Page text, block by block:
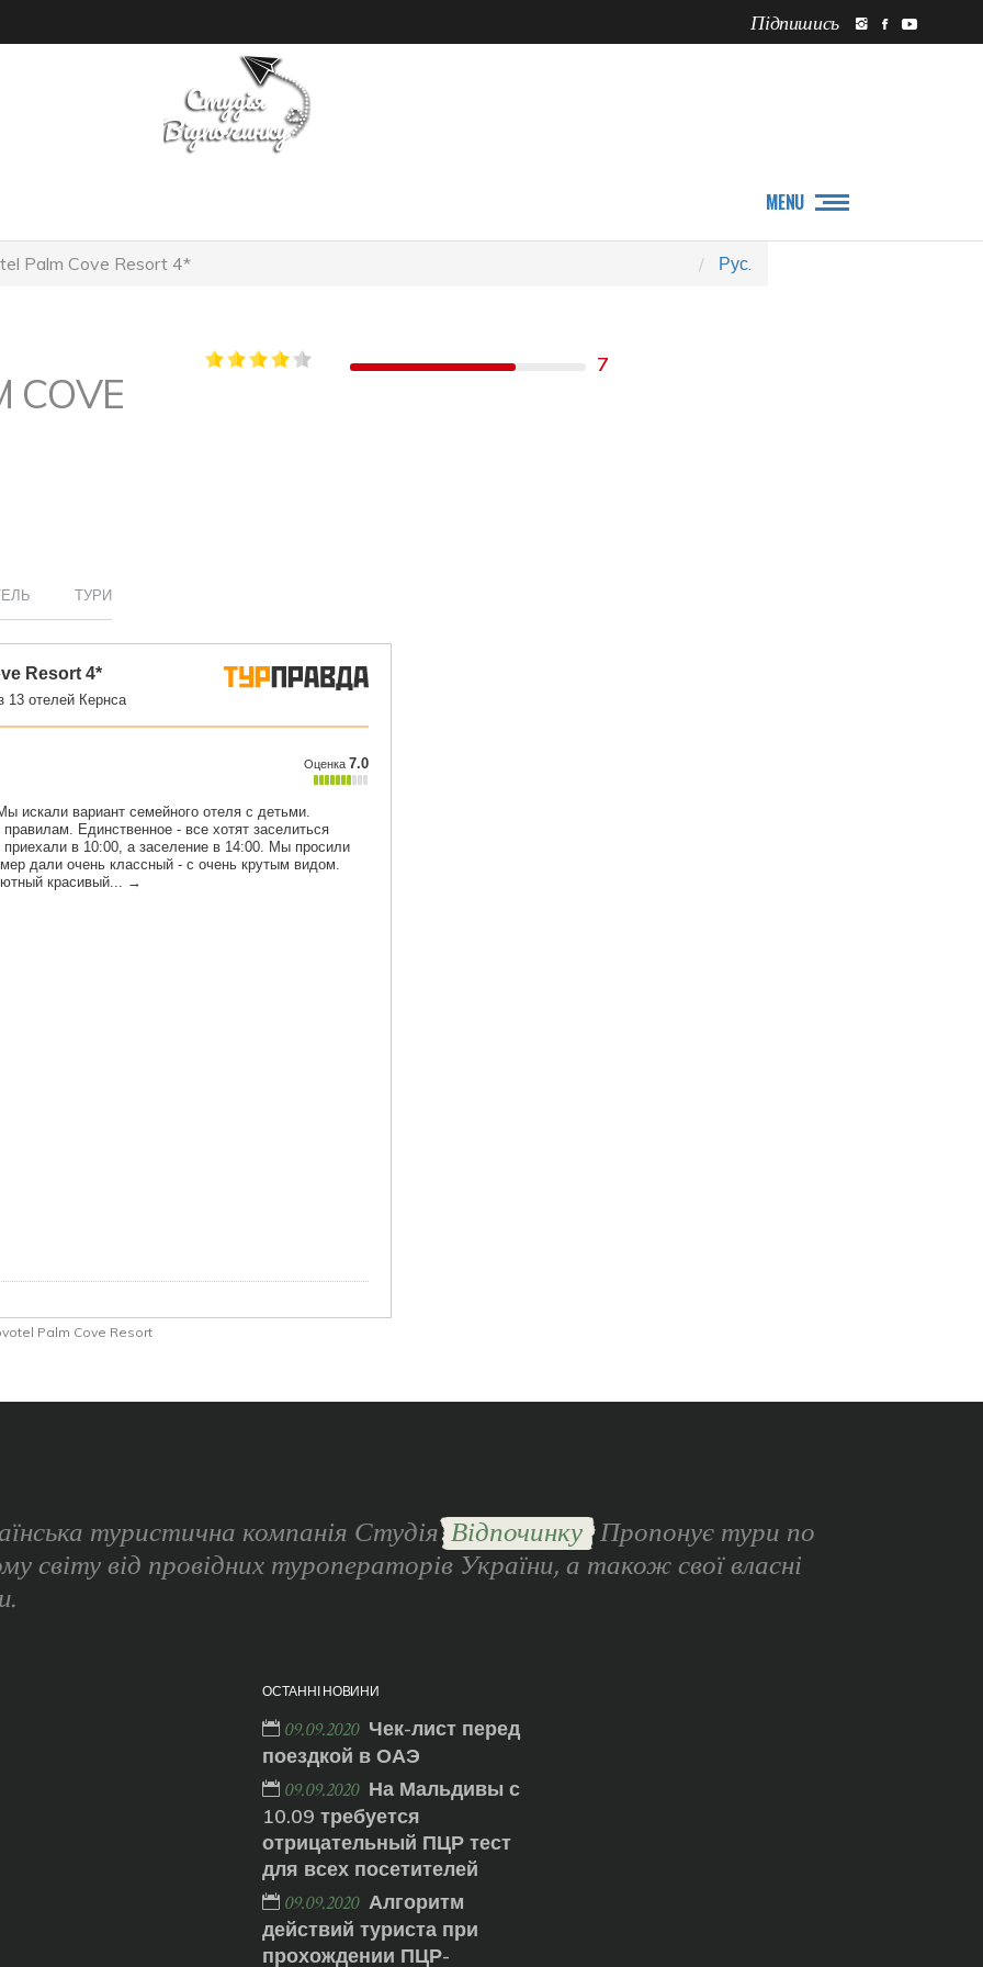
Підпишись
MENU
Palm Cove Resort 4* Рус.
COVE
7
ТУРИ
Palm Cove Resort
туристична компанія СтудіяВідпочинку Пропонує тури по
світу від провідних туроператорів України, а також свої власні
ОСТАННІ НОВИНИ
09.09.2020 Чек-лист перед
поездкой в ОАЭ
09.09.2020 На Мальдивы с
10.09 требуется
отрицательный ПЦР тест
для всех посетителей
09.09.2020 Алгоритм
действий туриста при
прохождении ПЦР-